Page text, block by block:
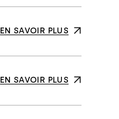
EN SAVOIR PLUS
EN SAVOIR PLUS